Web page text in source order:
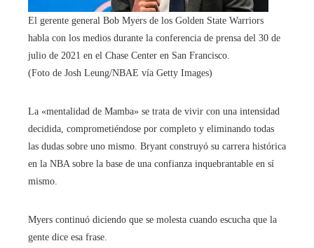
El gerente general Bob Myers de los Golden State Warriors
habla con los medios durante la conferencia de prensa del 30 de
julio de 2021 en el Chase Center en San Francisco.
(Foto de Josh Leung/NBAE vía Getty Images)
La «mentalidad de Mamba» se trata de vivir con una intensidad
decidida, comprometiéndose por completo y eliminando todas
las dudas sobre uno mismo. Bryant construyó su carrera histórica
en la NBA sobre la base de una confianza inquebrantable en sí
mismo.
Myers continuó diciendo que se molesta cuando escucha que la
gente dice esa frase.